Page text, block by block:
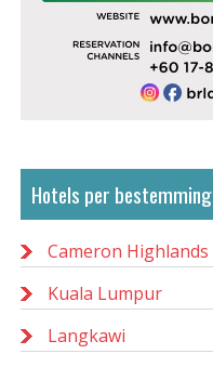
Hotels per bestemming
Cameron Highlands
Kuala Lumpur
Langkawi